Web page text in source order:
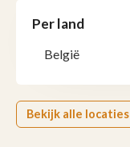
Per land
België
Bekijk alle locaties